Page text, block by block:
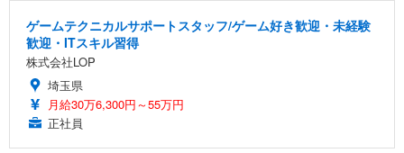
ゲームテクニカルサポートスタッフ/ゲーム好き歓迎・未経験
歓迎・ITスキル習得
株式会社LOP
埼玉県
月給30万6,300円～55万円
正社員